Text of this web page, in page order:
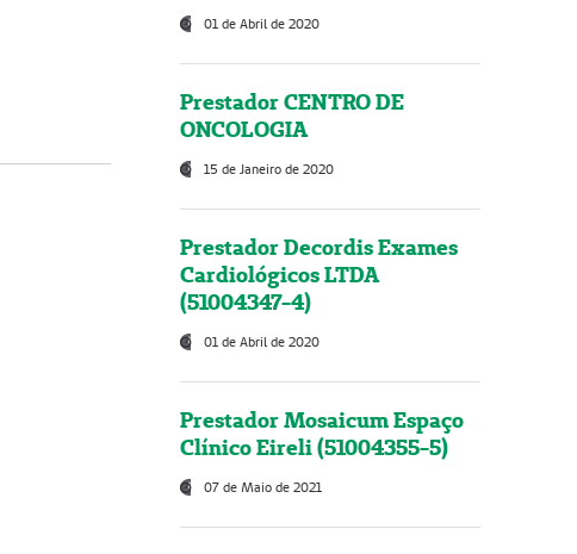
01 de Abril de 2020
Prestador CENTRO DE
ONCOLOGIA
15 de Janeiro de 2020
Prestador Decordis Exames
Cardiológicos LTDA
(51004347-4)
01 de Abril de 2020
Prestador Mosaicum Espaço
Clínico Eireli (51004355-5)
07 de Maio de 2021